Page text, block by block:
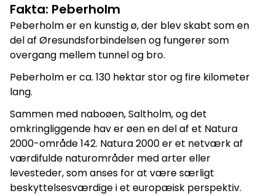
Fakta: Peberholm
Peberholm er en kunstig ø, der blev skabt som en
del af Øresundsforbindelsen og fungerer som
overgang mellem tunnel og bro.
Peberholm er ca. 130 hektar stor og fire kilometer
lang.
Sammen med naboøen, Saltholm, og det
omkringliggende hav er øen en del af et Natura
2000-område 142. Natura 2000 er et netværk af
værdifulde naturområder med arter eller
levesteder, som anses for at være særligt
beskyttelsesværdige i et europæisk perspektiv.